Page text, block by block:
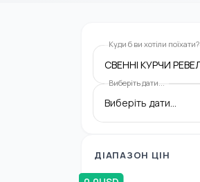
Куди б ви хотіли поїхати?
Виберіть дати...
ДІАПАЗОН ЦІН